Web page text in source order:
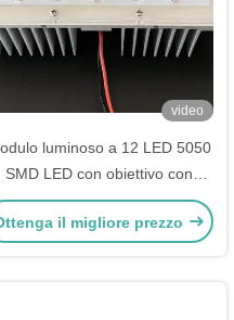
video
luminoso a 12 LED 5050
SMD LED con obiettivo con
angolo del fascio da 173 mm
gradi per illuminazione
il migliore prezzo